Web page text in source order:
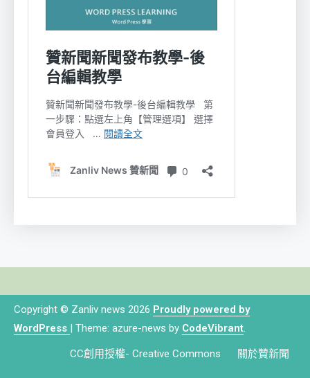
Copyright © Zanliv news 2026 Proudly powered by
WordPress | Theme: azure-news by CodeVibrant.
CC創用授權- Creative Commons 關於贊新聞